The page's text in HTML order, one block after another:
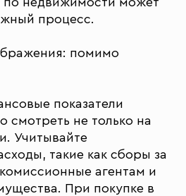
процесс.
помимо
показатели
смотреть не только на
Учитывайте
такие как сборы за
агентам и
При покупке в